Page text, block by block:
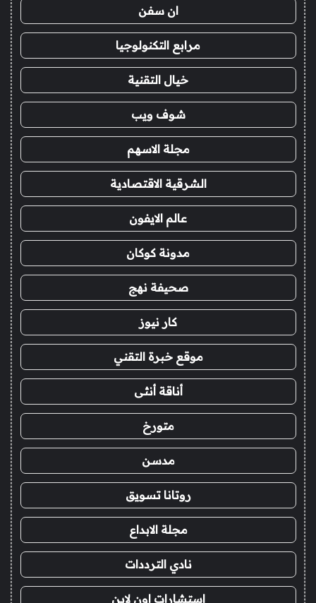
ان سفن
مرابع التكنولوجيا
خيال التقنية
شوف ويب
مجلة الاسهم
الشرقية الاقتصادية
عالم الايفون
مدونة كوكان
صحيفة نهج
كار نيوز
موقع خبرة التقني
أناقة أنثى
متورخ
مدسن
روتانا تسويق
مجلة الابداع
نادي الترددات
استشارات اون لاين